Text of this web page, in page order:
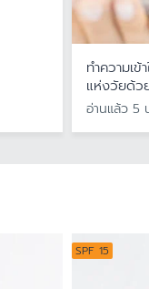
ทำความเ
แห่งวัยด้ว
อ่านแล้ว 5
SPF 15